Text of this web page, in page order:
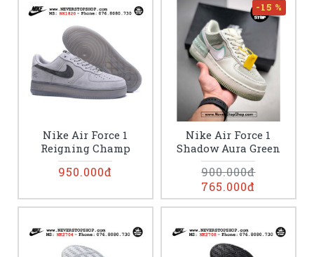
Nike Air Force 1
Reigning Champ
950.000đ
-15 %
Nike Air Force 1
Shadow Aura Green
765.000đ
900.000đ